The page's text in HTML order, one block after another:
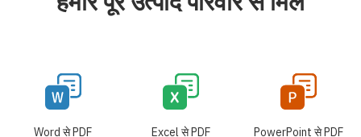
Word से PDF Excel से PDF PowerPoint से PDF